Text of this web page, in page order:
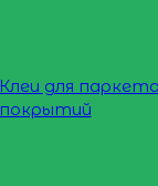
Клеи для
покрытий